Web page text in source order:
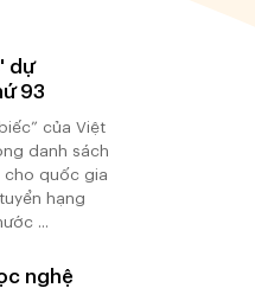
dự
93
của Việt
danh sách
cho quốc gia
hạng
...
nghệ